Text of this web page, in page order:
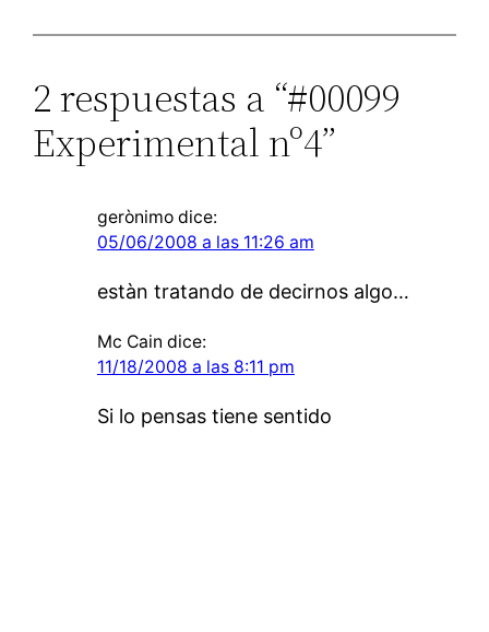
2 respuestas a “#00099
Experimental nº4”
gerònimo dice:
05/06/2008 a las 11:26 am
estàn tratando de decirnos algo…
Mc Cain dice:
11/18/2008 a las 8:11 pm
Si lo pensas tiene sentido